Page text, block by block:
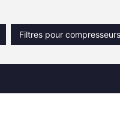
Filtres pour